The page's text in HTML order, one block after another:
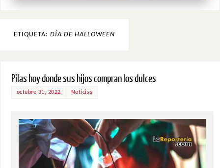
ETIQUETA: DÍA DE HALLOWEEN
Pilas hoy donde sus hijos compran los dulces
octubre 31, 2022 Noticias